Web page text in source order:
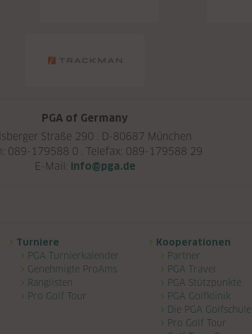
PGA of Germany
Straße 290 . D-80687 München
089-179588 0 . Telefax: 089-179588 29
E-Mail: info@pga.de
Turniere
PGA Turnierkalender
Genehmigte ProAms
Ranglisten
Pro Golf Tour
Kooperationen
Partner
PGA Travel
PGA Stützpunkte
PGA Golfklinik
Die PGA Golfschule
Pro Golf Tour